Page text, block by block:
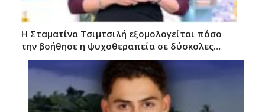
Η Σταματίνα Τσιμτσιλή εξομολογείται πόσο
την βοήθησε η ψυχοθεραπεία σε δύσκολες…